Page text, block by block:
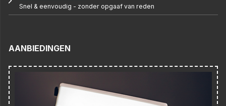
Snel & eenvoudig - zonder opgaaf van reden
AANBIEDINGEN